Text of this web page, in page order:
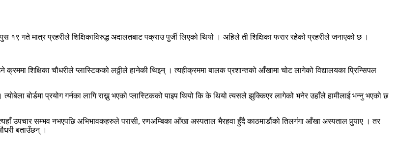
गते मात्र प्रहरीले शिक्षिकाविरुद्ध अदालतबाट पक्राउ पुर्जी लिएको थियो । अहिले ती शिक्षिका फरार रहेको प्रहरीले जनाएको छ ।
शिक्षिका चौधरीले प्लास्टिकको लठ्ठीले हानेकी थिइन् । त्यहीक्रममा बालक प्रशान्तको आँखामा चोट लागेको विद्यालयका प्रिन्सिपल
बोर्डमा प्रयोग गर्नका लागि राख्नु भएको प्लास्टिकको पाइप थियो कि के थियो त्यसले झुक्किएर लागेको भनेर उहाँले हामीलाई भन्नु भएको छ
उपचार सम्भव नभएपछि अभिभावकहरुले परासी, रणअम्बिका आँखा अस्पताल भैरहवा हुँदै काठमाडौंको तिलगंगा आँखा अस्पताल पुर्‍याए । तर
बताउँछन् ।